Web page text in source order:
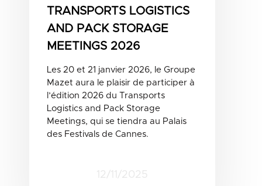
TRANSPORTS LOGISTICS
AND PACK STORAGE
MEETINGS 2026
Les 20 et 21 janvier 2026, le Groupe
Mazet aura le plaisir de participer à
l’édition 2026 du Transports
Logistics and Pack Storage
Meetings, qui se tiendra au Palais
des Festivals de Cannes.
12/11/2025